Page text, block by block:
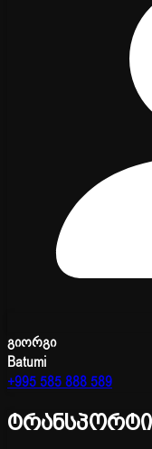
გიორგი
Batumi
+995 585 888 589